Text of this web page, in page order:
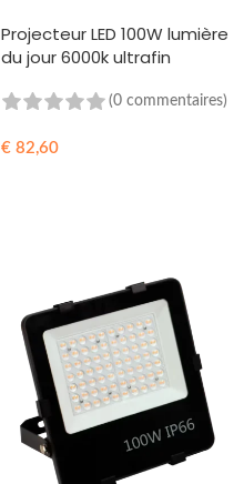
Projecteur LED 100W lumière
du jour 6000k ultrafin
(0 commentaires)
€ 82,60